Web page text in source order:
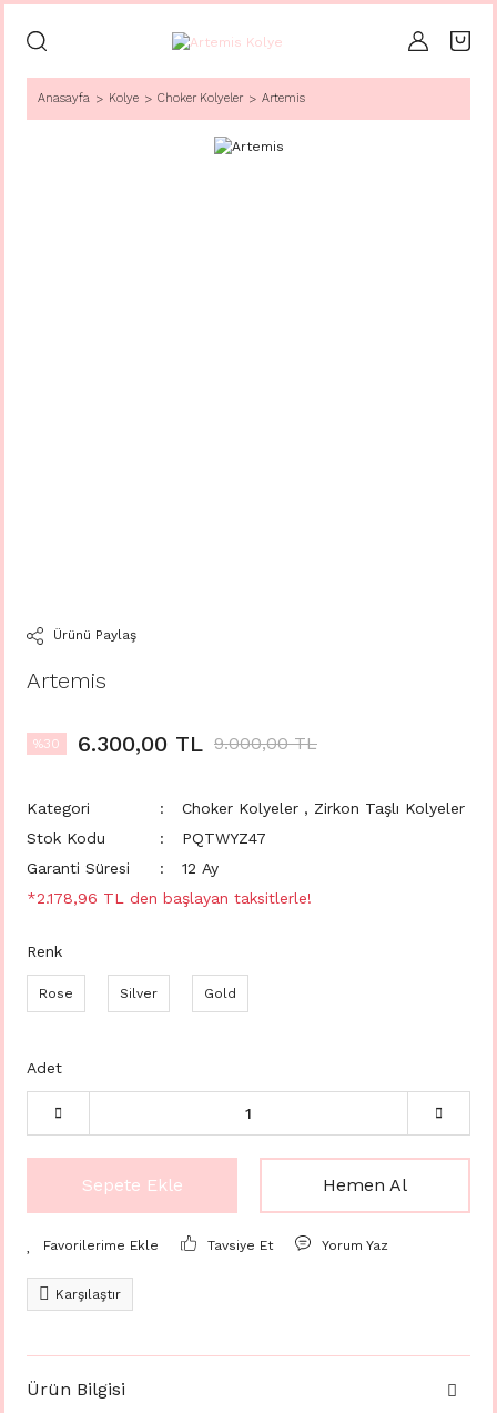
Anasayfa Kolye Choker Kolyeler Artemis
Ürünü Paylaş
Artemis
%30 6.300,00 TL 9.000,00 TL
Kategori Choker Kolyeler , Zirkon Taşlı Kolyeler
Stok Kodu
PQTWYZ47
Garanti Süresi
12 Ay
*2.178,96 TL den başlayan taksitlerle!
Renk
Rose Silver Gold
Adet
Sepete Ekle Hemen Al
Tavsiye Et Yorum Yaz
Karşılaştır
Ürün Bilgisi